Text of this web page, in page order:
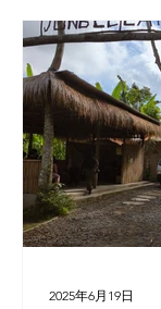
2025年6月19日